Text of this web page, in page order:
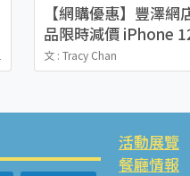
【網購優惠】豐澤網
品限時減價 iPhone
mini/MacBook Pro
文 : Tracy Chan
活動展覽
餐廳情報